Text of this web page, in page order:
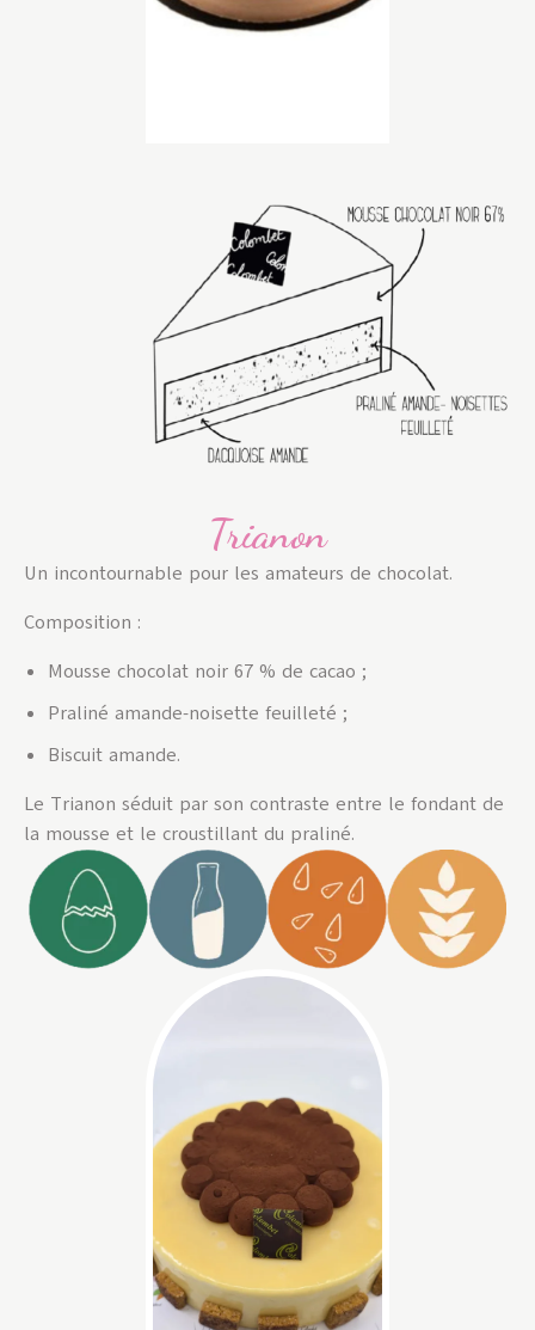
Trianon
Un incontournable pour les amateurs de chocolat.
Composition :
Mousse chocolat noir 67 % de cacao ;
Praliné amande-noisette feuilleté ;
Biscuit amande.
Le Trianon séduit par son contraste entre le fondant de
la mousse et le croustillant du praliné.